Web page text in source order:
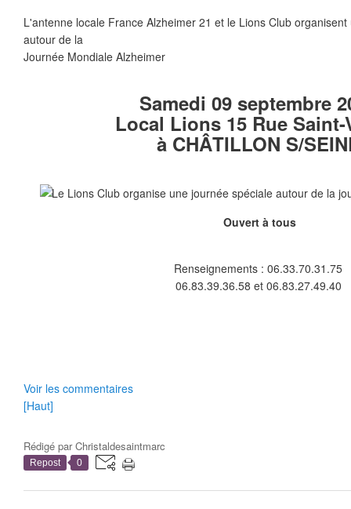
L'antenne locale France Alzheimer 21 et le Lions Club
autour de la
Journée Mondiale Alzheimer
Samedi 09 septembre
Local Lions 15 Rue Saint-
à CHÂTILLON S/
Ouvert à tous
Renseignements : 06.33.70.31.75
06.83.39.36.58 et 06.83.27.49.40
Voir les commentaires
[Haut]
Rédigé parChristaldesaintmarc
Repost 0